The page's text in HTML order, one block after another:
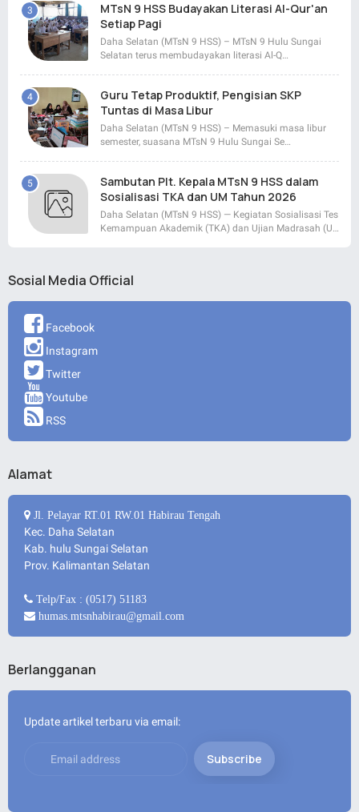
MTsN 9 HSS Budayakan Literasi Al-Qur'an
Setiap Pagi
Daha Selatan (MTsN 9 HSS) – MTsN 9 Hulu Sungai
Selatan terus membudayakan literasi Al-Q…
Guru Tetap Produktif, Pengisian SKP
Tuntas di Masa Libur
Daha Selatan (MTsN 9 HSS) – Memasuki masa libur
semester, suasana MTsN 9 Hulu Sungai Se…
Sambutan Plt. Kepala MTsN 9 HSS dalam
Sosialisasi TKA dan UM Tahun 2026
Daha Selatan (MTsN 9 HSS) — Kegiatan Sosialisasi Tes
Kemampuan Akademik (TKA) dan Ujian Madrasah (U…
Sosial Media Official
Facebook
Instagram
Twitter
Youtube
RSS
Alamat
Jl. Pelayar RT.01 RW.01 Habirau Tengah
Kec. Daha Selatan
Kab. hulu Sungai Selatan
Prov. Kalimantan Selatan
Telp/Fax : (0517) 51183
humas.mtsnhabirau@gmail.com
Berlangganan
Update artikel terbaru via email: